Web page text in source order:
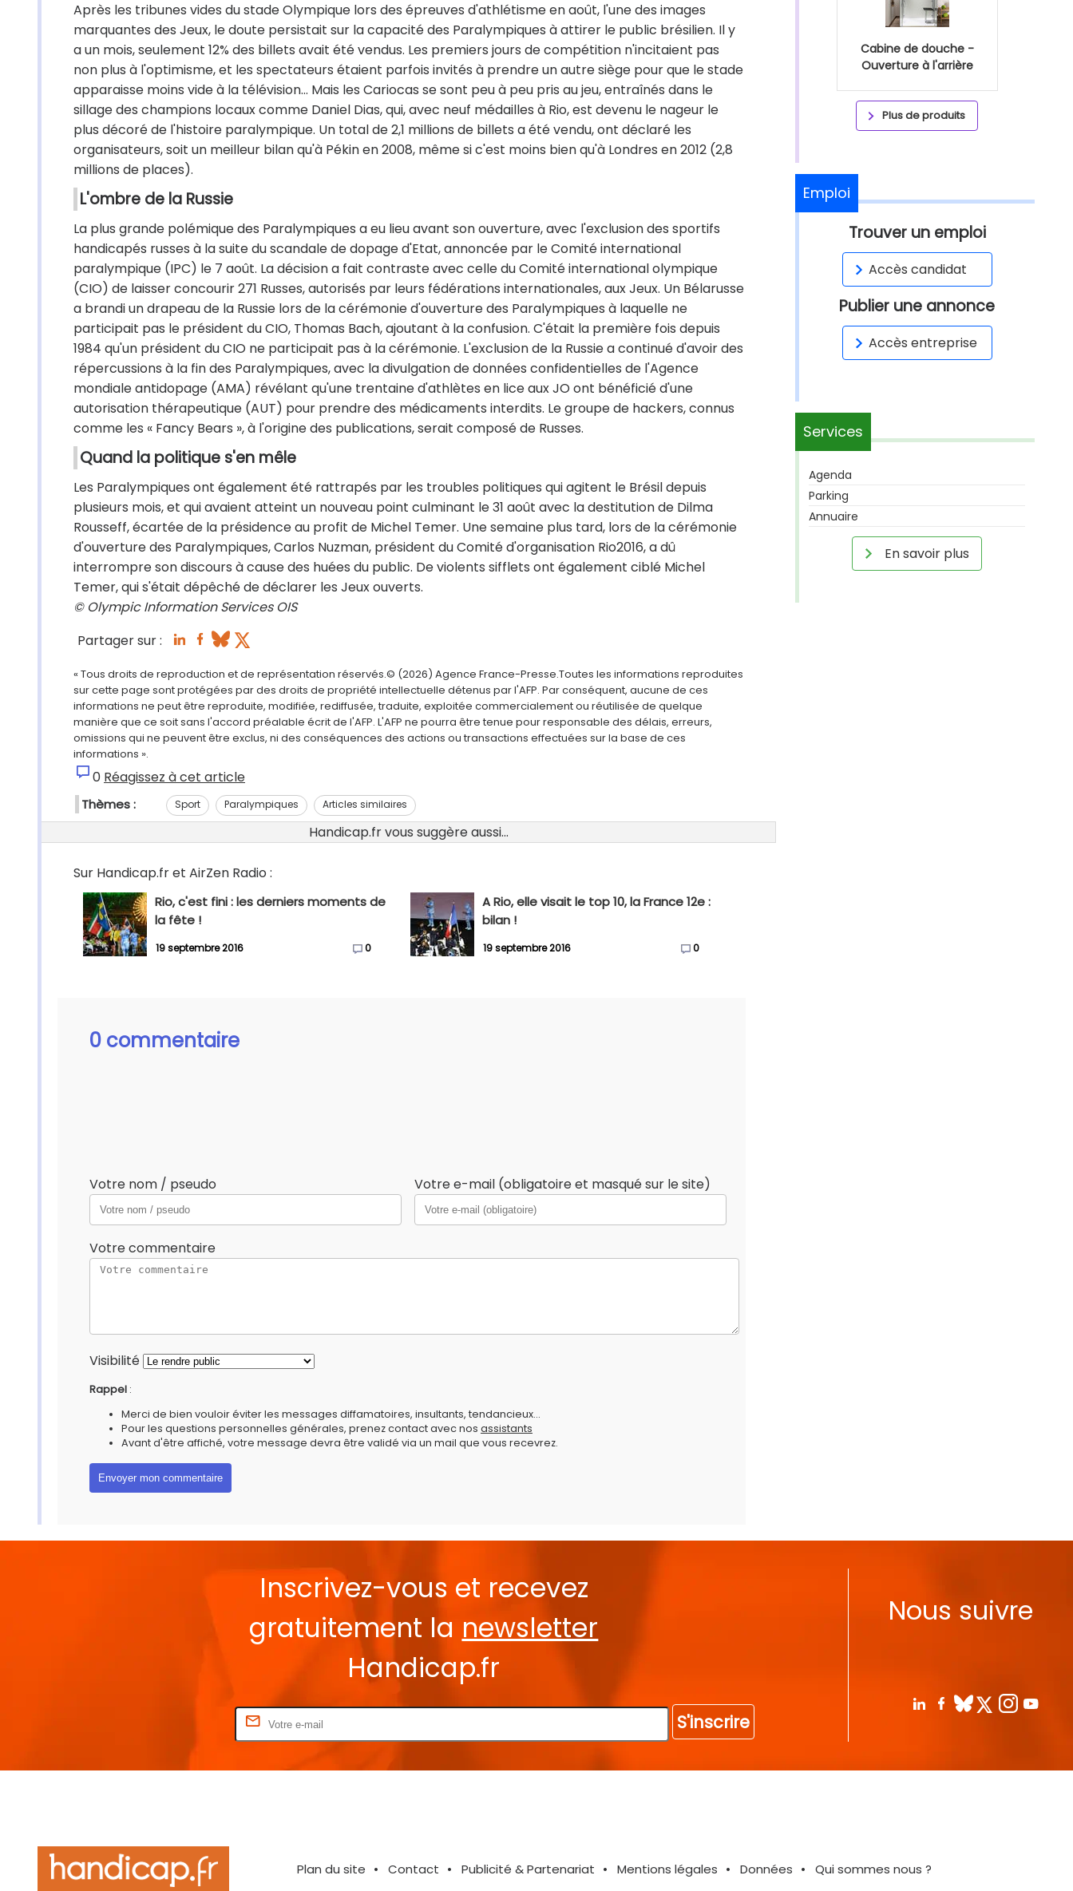
Après les tribunes vides du stade Olympique lors des épreuves d'athlétisme en août, l'une des images
marquantes des Jeux, le doute persistait sur la capacité des Paralympiques à attirer le public brésilien. Il y
a un mois, seulement 12% des billets avait été vendus. Les premiers jours de compétition n'incitaient pas
non plus à l'optimisme, et les spectateurs étaient parfois invités à prendre un autre siège pour que le stade
apparaisse moins vide à la télévision... Mais les Cariocas se sont peu à peu pris au jeu, entraînés dans le
sillage des champions locaux comme Daniel Dias, qui, avec neuf médailles à Rio, est devenu le nageur le
plus décoré de l'histoire paralympique. Un total de 2,1 millions de billets a été vendu, ont déclaré les
organisateurs, soit un meilleur bilan qu'à Pékin en 2008, même si c'est moins bien qu'à Londres en 2012 (2,8
millions de places).
L'ombre de la Russie
La plus grande polémique des Paralympiques a eu lieu avant son ouverture, avec l'exclusion des sportifs
handicapés russes à la suite du scandale de dopage d'Etat, annoncée par le Comité international
paralympique (IPC) le 7 août. La décision a fait contraste avec celle du Comité international olympique
(CIO) de laisser concourir 271 Russes, autorisés par leurs fédérations internationales, aux Jeux. Un Bélarusse
a brandi un drapeau de la Russie lors de la cérémonie d'ouverture des Paralympiques à laquelle ne
participait pas le président du CIO, Thomas Bach, ajoutant à la confusion. C'était la première fois depuis
1984 qu'un président du CIO ne participait pas à la cérémonie. L'exclusion de la Russie a continué d'avoir des
répercussions à la fin des Paralympiques, avec la divulgation de données confidentielles de l'Agence
mondiale antidopage (AMA) révélant qu'une trentaine d'athlètes en lice aux JO ont bénéficié d'une
autorisation thérapeutique (AUT) pour prendre des médicaments interdits. Le groupe de hackers, connus
comme les « Fancy Bears », à l'origine des publications, serait composé de Russes.
Quand la politique s'en mêle
Les Paralympiques ont également été rattrapés par les troubles politiques qui agitent le Brésil depuis
plusieurs mois, et qui avaient atteint un nouveau point culminant le 31 août avec la destitution de Dilma
Rousseff, écartée de la présidence au profit de Michel Temer. Une semaine plus tard, lors de la cérémonie
d'ouverture des Paralympiques, Carlos Nuzman, président du Comité d'organisation Rio2016, a dû
interrompre son discours à cause des huées du public. De violents sifflets ont également ciblé Michel
Temer, qui s'était dépêché de déclarer les Jeux ouverts.
© Olympic Information Services OIS
Partager sur :
« Tous droits de reproduction et de représentation réservés.© (2026) Agence France-Presse.Toutes les informations reproduites
sur cette page sont protégées par des droits de propriété intellectuelle détenus par l'AFP. Par conséquent, aucune de ces
informations ne peut être reproduite, modifiée, rediffusée, traduite, exploitée commercialement ou réutilisée de quelque
manière que ce soit sans l'accord préalable écrit de l'AFP. L'AFP ne pourra être tenue pour responsable des délais, erreurs,
omissions qui ne peuvent être exclus, ni des conséquences des actions ou transactions effectuées sur la base de ces
informations ».
0 Réagissez à cet article
Thèmes : Sport Paralympiques Articles similaires
Handicap.fr vous suggère aussi...
Sur Handicap.fr et AirZen Radio :
Rio, c'est fini : les derniers moments de
la fête !
19 septembre 2016 0
A Rio, elle visait le top 10, la France 12e :
bilan !
19 septembre 2016 0
0 commentaire
Votre nom / pseudo Votre e-mail (obligatoire et masqué sur le site)
Votre commentaire
Visibilité
Rappel :
Merci de bien vouloir éviter les messages diffamatoires, insultants, tendancieux...
Pour les questions personnelles générales, prenez contact avec nos assistants
Avant d'être affiché, votre message devra être validé via un mail que vous recevrez.
Cabine de douche -
Ouverture à l'arrière
Plus de produits
Emploi
Trouver un emploi
Accès candidat
Publier une annonce
Accès entreprise
Services
Agenda
Parking
Annuaire
En savoir plus
Inscrivez-vous et recevez
gratuitement la newsletter
Handicap.fr
S'inscrire
Nous suivre
Plan du site Contact Publicité & Partenariat Mentions légales Données Qui sommes nous ?